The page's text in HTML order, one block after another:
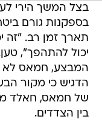
בצל המשך הירי
בספקנות גורם
תארך זמן רב. "זה
יכול להתהפך",
המבצע, חמאס לא
הדגיש כי מקור
של חמאס, חאלד
בין הצדדים.